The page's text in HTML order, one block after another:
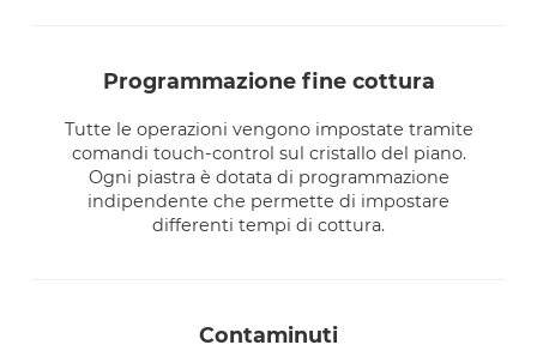
programmazione fine cottura
Tutte le operazioni vengono impostate tramite
comandi touch-control sul cristallo del piano.
Ogni piastra è dotata di programmazione
indipendente che permette di impostare
differenti tempi di cottura.
contaminuti